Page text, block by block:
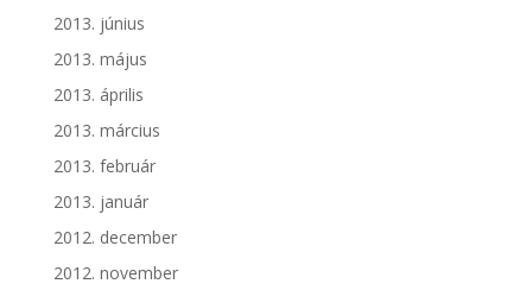
2013. június
2013. május
2013. április
2013. március
2013. február
2013. január
2012. december
2012. november